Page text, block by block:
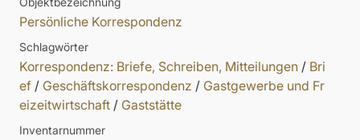
Persönliche Korrespondenz
Schlagwörter
Korrespondenz: Briefe, Schreiben, Mitteilungen / Bri
ef / Geschäftskorrespondenz / Gastgewerbe und Fr
eizeitwirtschaft / Gaststätte
Inventarnummer